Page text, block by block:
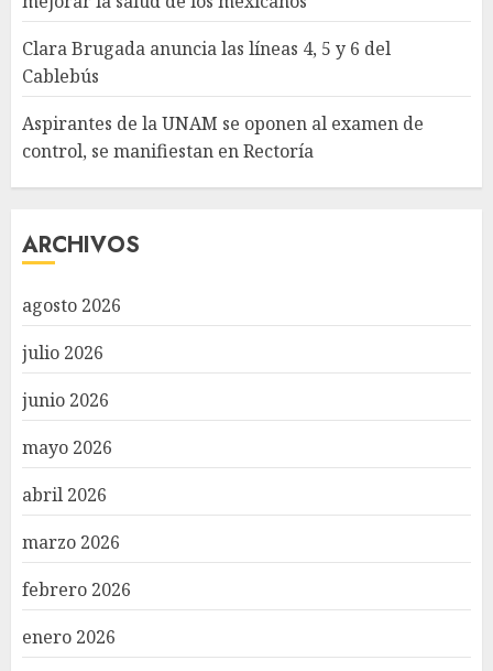
Clara Brugada anuncia las líneas 4, 5 y 6 del
Cablebús
Aspirantes de la UNAM se oponen al examen de
control, se manifiestan en Rectoría
ARCHIVOS
agosto 2026
julio 2026
junio 2026
mayo 2026
abril 2026
marzo 2026
febrero 2026
enero 2026